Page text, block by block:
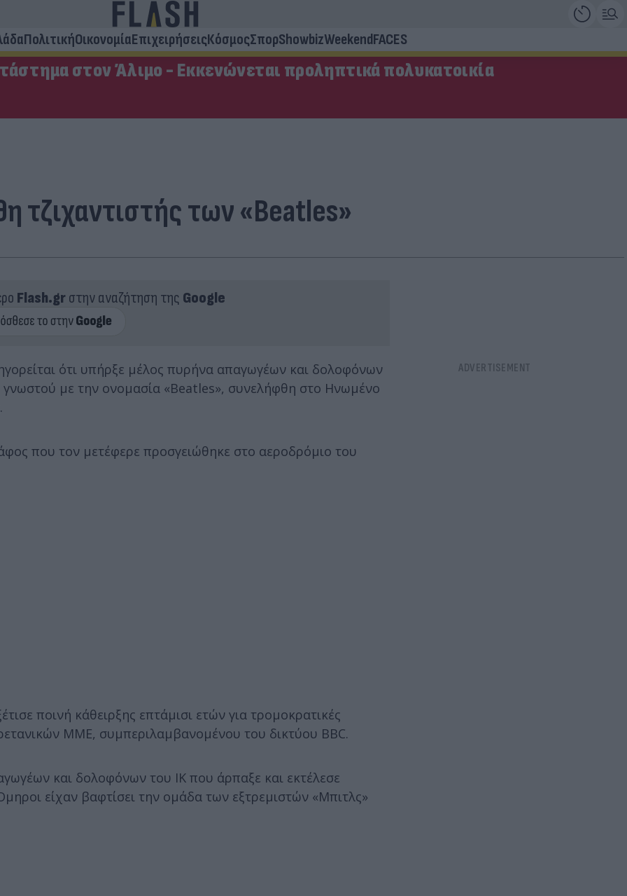
ΠολιτικήΟικονομίαΕπιχειρήσειςΚόσμοςΣπορShowbizWeekendFACES
στον Άλιμο - Εκκενώνεται προληπτικά πολυκατοικία
τζιχαντιστής των «Beatles»
Flash.grστην αναζήτηση της Google
ότι υπήρξε μέλος πυρήνα απαγωγέων και δολοφόνων
γνωστού με την ονομασία «Beatles», συνελήφθη στο Ηνωμένο
που τον μετέφερε προσγειώθηκε στο αεροδρόμιο του
ποινή κάθειρξης επτάμισι ετών για τρομοκρατικές
ΜΜΕ, συμπεριλαμβανομένου του δικτύου BBC.
και δολοφόνων του ΙΚ που άρπαξε και εκτέλεσε
είχαν βαφτίσει την ομάδα των εξτρεμιστών «Μπιτλς»